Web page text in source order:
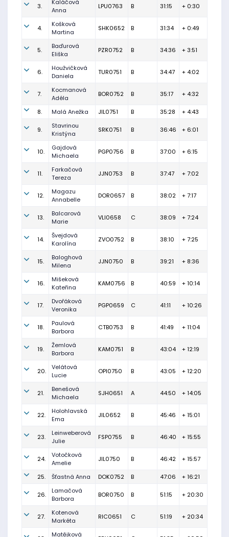
3.
Kaláčová
Anna
LPU0763 B 31:15 + 0:30
4.
Košková
Martina
SHK0652 B 31:34 + 0:49
5.
Baďurová
Eliška
PZR0752 B 34:36 + 3:51
6.
Houžvičková
Daniela
TUR0751 B 34:47 + 4:02
7.
Kocmanová
Adéla
BOR0752 B 35:17 + 4:32
8. Malá Anežka JIL0751 B 35:28 + 4:43
9.
Stavrinou
Kristýna
SRK0751 B 36:46 + 6:01
10.
Gajdová
Michaela
PGP0756 B 37:00 + 6:15
11.
Farkačová
Tereza
JJN0753 B 37:47 + 7:02
12.
Magazu
Annabelle
DOR0657 B 38:02 + 7:17
13.
Balcarová
Marie
VLI0658 C 38:09 + 7:24
14.
Švejdová
Karolína
ZVO0752 B 38:10 + 7:25
15.
Baloghová
Milena
JJN0750 B 39:21 + 8:36
16.
Mišeková
Kateřina
KAM0756 B 40:59 + 10:14
17.
Dvořáková
Veronika
PGP0659 C 41:11 + 10:26
18.
Paulová
Barbora
CTB0753 B 41:49 + 11:04
19.
Žemlová
Barbora
KAM0751 B 43:04 + 12:19
20.
Velátová
Lucie
OPI0750 B 43:05 + 12:20
21.
Benešová
Michaela
SJH0651 A 44:50 + 14:05
22.
Holohlavská
Ema
JIL0652 B 45:46 + 15:01
23.
Leinweberová
Julie
FSP0755 B 46:40 + 15:55
24.
Votočková
Amelie
JIL0750 B 46:42 + 15:57
25. Šťastná Anna DOK0752 B 47:06 + 16:21
26.
Lamačová
Barbora
BOR0750 B 51:15 + 20:30
27.
Kotenová
Markéta
RIC0651 C 51:19 + 20:34
Matějková